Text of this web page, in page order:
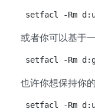
setfacl -Rm
或者你可以基于
setfacl -Rm
也许你想保持你
setfacl -Rm